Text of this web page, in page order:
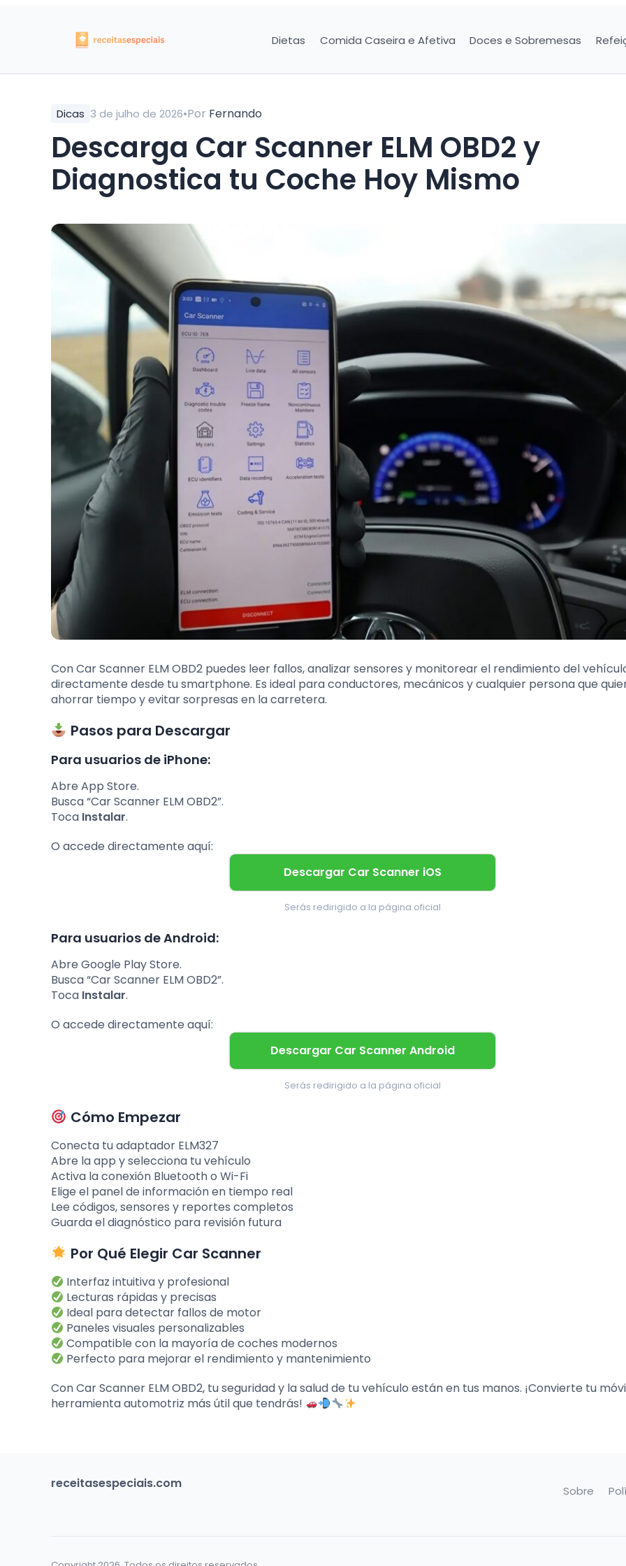
Dietas Comida Caseira e Afetiva Doces e Sobremesas
Dicas 3 de julho de 2026•Por Fernando
Descarga Car Scanner ELM OBD2 y
Diagnostica tu Coche Hoy Mismo
Con Car Scanner ELM OBD2 puedes leer fallos, analizar sensores y monitorear el rendimiento del
directamente desde tu smartphone. Es ideal para conductores, mecánicos y cualquier persona que
ahorrar tiempo y evitar sorpresas en la carretera.
Pasos para Descargar
Para usuarios de iPhone:
Abre App Store.
Busca “Car Scanner ELM OBD2”.
Toca Instalar.
O accede directamente aquí:
Descargar Car Scanner iOS
Serás redirigido a la página oficial
Para usuarios de Android:
Abre Google Play Store.
Busca “Car Scanner ELM OBD2”.
Toca Instalar.
O accede directamente aquí:
Descargar Car Scanner Android
Serás redirigido a la página oficial
Cómo Empezar
Conecta tu adaptador ELM327
Abre la app y selecciona tu vehículo
Activa la conexión Bluetooth o Wi-Fi
Elige el panel de información en tiempo real
Lee códigos, sensores y reportes completos
Guarda el diagnóstico para revisión futura
Por Qué Elegir Car Scanner
Interfaz intuitiva y profesional
Lecturas rápidas y precisas
Ideal para detectar fallos de motor
Paneles visuales personalizables
Compatible con la mayoría de coches modernos
Perfecto para mejorar el rendimiento y mantenimiento
Con Car Scanner ELM OBD2, tu seguridad y la salud de tu vehículo están en tus manos. ¡Convierte tu
herramienta automotriz más útil que tendrás!
receitasespeciais.com Sobre